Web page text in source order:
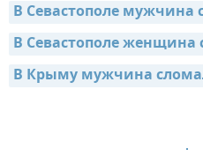
В Севастополе мужчина
В Севастополе женщина
В Крыму мужчина